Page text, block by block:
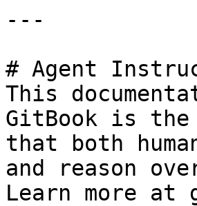
---
# Agent
This
GitBook is the
that both
and reason
Learn more at